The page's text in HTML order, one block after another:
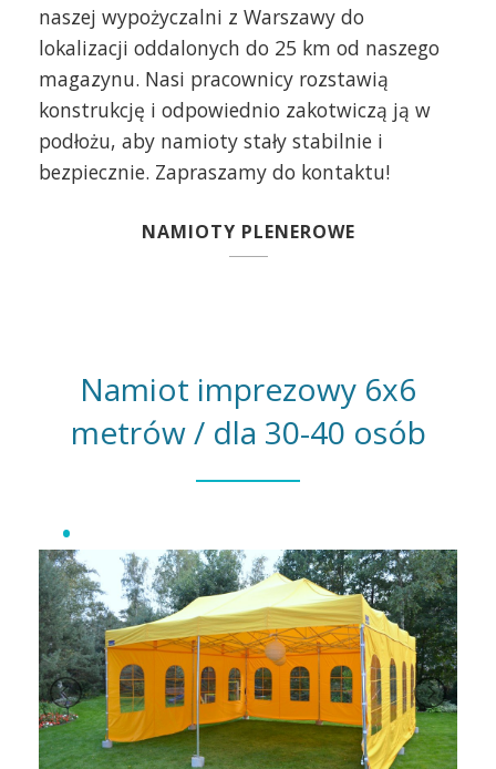
naszej wypożyczalni z Warszawy do
lokalizacji oddalonych do 25 km od naszego
magazynu. Nasi pracownicy rozstawią
konstrukcję i odpowiednio zakotwiczą ją w
podłożu, aby namioty stały stabilnie i
bezpiecznie. Zapraszamy do kontaktu!
NAMIOTY PLENEROWE
Namiot imprezowy 6x6
metrów / dla 30-40 osób